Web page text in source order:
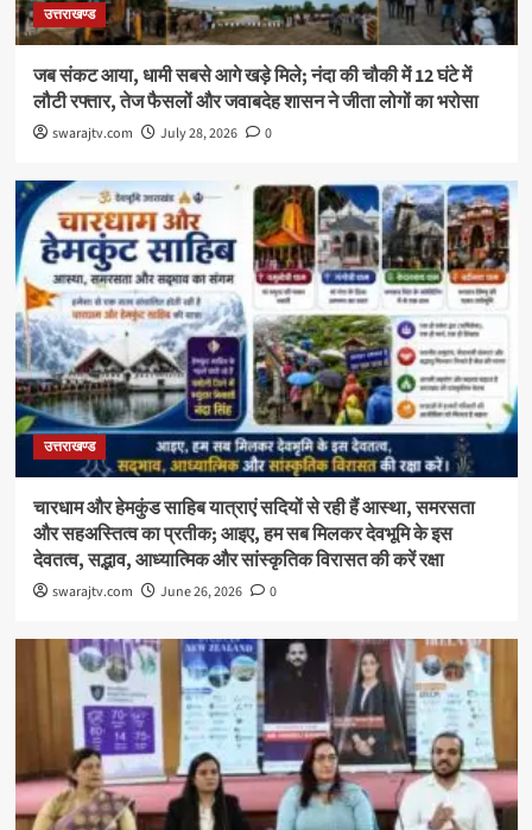
उत्तराखण्ड
जब संकट आया, धामी सबसे आगे खड़े मिले; नंदा की चौकी में 12 घंटे में
लौटी रफ्तार, तेज फैसलों और जवाबदेह शासन ने जीता लोगों का भरोसा
swarajtv.com July 28, 2026 0
उत्तराखण्ड
चारधाम और हेमकुंड साहिब यात्राएं सदियों से रही हैं आस्था, समरसता
और सहअस्तित्व का प्रतीक; आइए, हम सब मिलकर देवभूमि के इस
देवतत्व, सद्भाव, आध्यात्मिक और सांस्कृतिक विरासत की करें रक्षा
swarajtv.com June 26, 2026 0